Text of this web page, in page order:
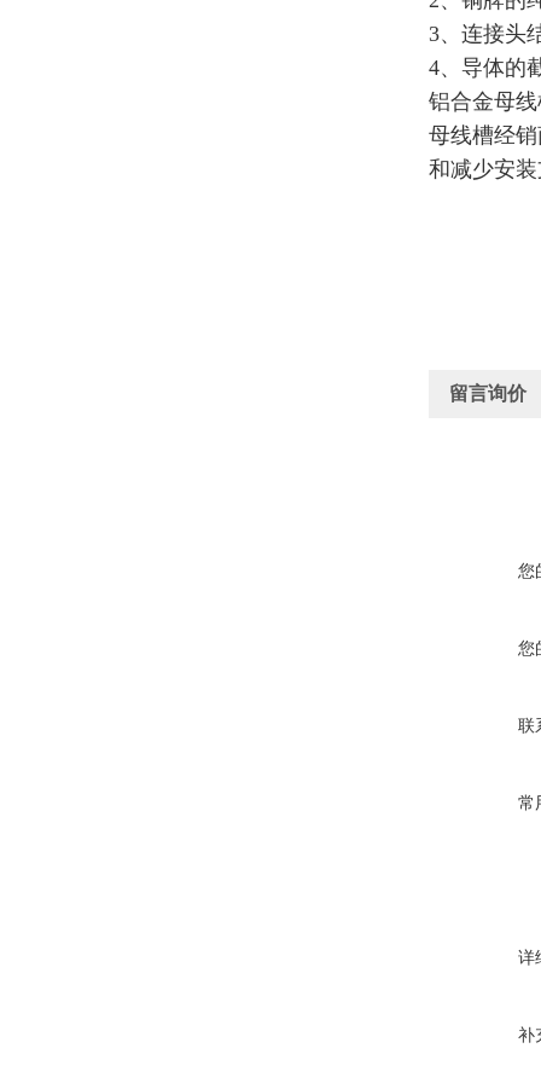
3、连接头
4、导体的
铝合金母
母线槽经
和减少安
留言询价
您
您
联
常
详
补